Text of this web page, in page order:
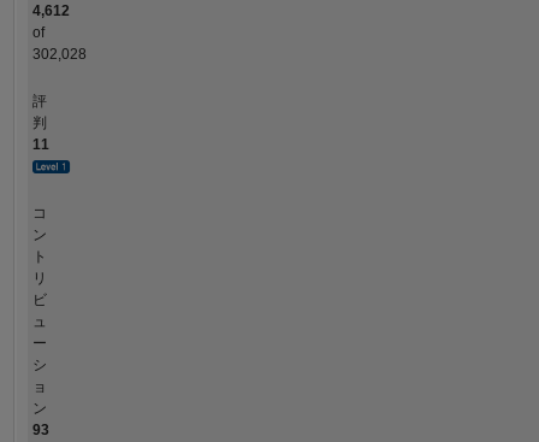
4,612
of
302,028
評
判
11
コ
ン
ト
リ
ビ
ュ
ー
シ
ョ
ン
93